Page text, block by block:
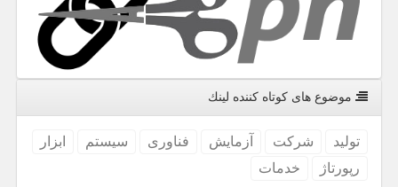
موضوع های كوتاه كننده لینك
تولید شركت آزمایش فناوری سیستم
ابزار
رپورتاژ
خدمات